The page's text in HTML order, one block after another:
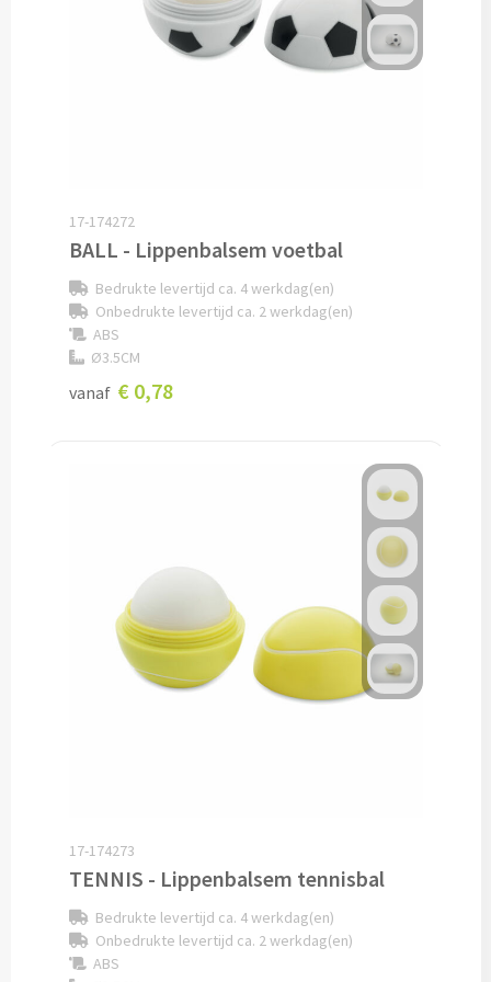
Pepernoten & Strooigoed
Balpennen bedrukken
Houten balpennen bedrukken
Touchpennen bedrukken
Markeerstiften bedrukken
Kinderschrijfwaren bedrukken
Stoepkrijt bedrukken
Notitieboekjes bedrukken
Notitieblokken bedrukken
Schrijfmappen bedrukken
17-174272
BALL - Lippenbalsem voetbal
Bedrukte levertijd ca. 4 werkdag(en)
Onbedrukte levertijd ca. 2 werkdag(en)
ABS
Ø3.5CM
vanaf € 0,78
17-174273
TENNIS - Lippenbalsem tennisbal
Bedrukte levertijd ca. 4 werkdag(en)
Onbedrukte levertijd ca. 2 werkdag(en)
ABS